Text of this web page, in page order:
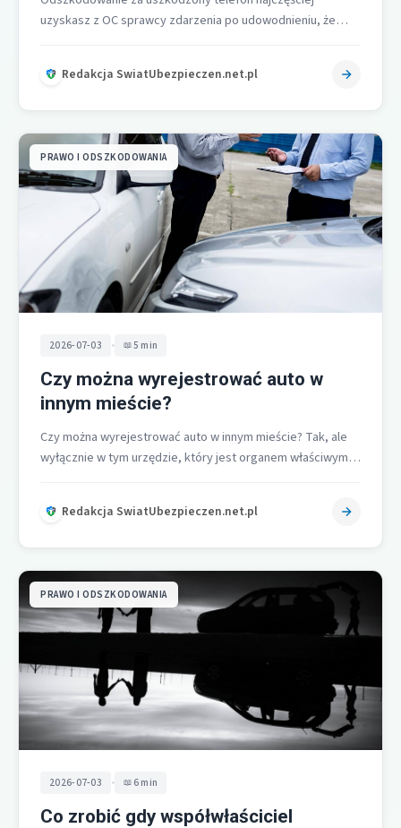
uzyskasz z OC sprawcy zdarzenia po udowodnieniu, że
Redakcja SwiatUbezpieczen.net.pl
PRAWO I ODSZKODOWANIA
2026-07-03 • 5 min
Czy można wyrejestrować auto w
innym mieście?
Czy można wyrejestrować auto w innym mieście? Tak, ale
wyłącznie w tym urzędzie, który jest organem właściwym
Redakcja SwiatUbezpieczen.net.pl
PRAWO I ODSZKODOWANIA
2026-07-03 • 6 min
Co zrobić gdy współwłaściciel